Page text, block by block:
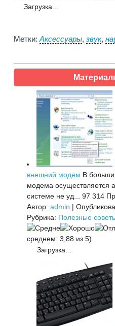
Загрузка...
Метки: Аксессуары, звук,
внешний модем В
модема осуществляется
системе не уд...
97 314
Автор: admin |
Рубрика: Полезные
среднем: 3,88 из 5)
Загрузка...